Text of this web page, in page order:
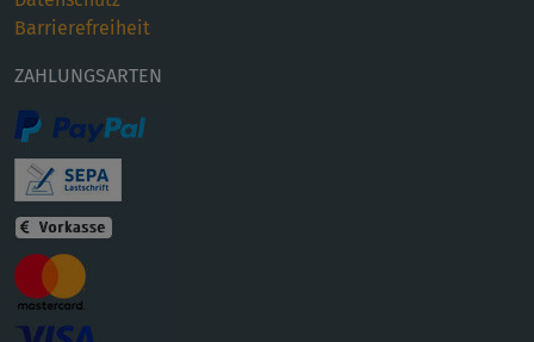
Barrierefreiheit
ZAHLUNGSARTEN